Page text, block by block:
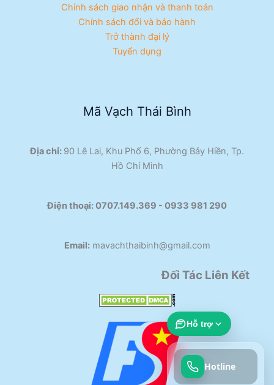
Chính sách giao nhận và thanh toán
Chính sách đổi và bảo hành
Trở thành đại lý
Tuyển dụng
Mã Vạch Thái Bình
Địa chỉ: 90 Lê Lai, Khu Phố 6, Phường Bảy Hiền, Tp.
Hồ Chí Minh
Điện thoại:0707.149.369 - 0933 981 290​
Email:mavachthaibinh@gmail.com
Đối Tác Liên Kết
Hỗ trợ
Hotline